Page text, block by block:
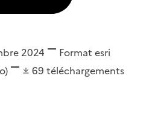
2024 Format esri
69 téléchargements